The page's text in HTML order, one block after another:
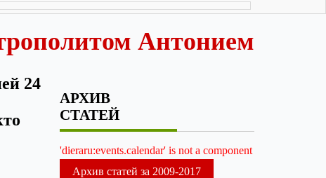
Антонием
24
АРХИВ
СТАТЕЙ
'dieraru:events.calendar' is not a component
Архив статей за 2009-2017